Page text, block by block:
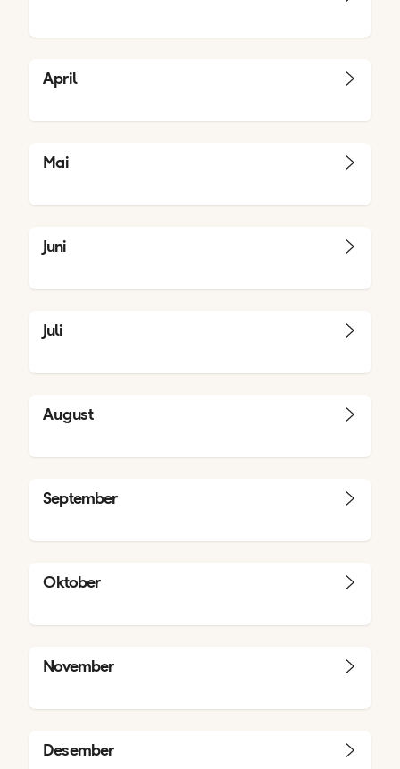
April
Mai
Juni
Juli
August
September
Oktober
November
Desember